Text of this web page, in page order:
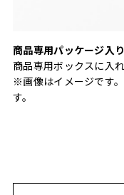
商品専用パッケージ入り
商品専用ボックスに入
※画像はイメージです
す。